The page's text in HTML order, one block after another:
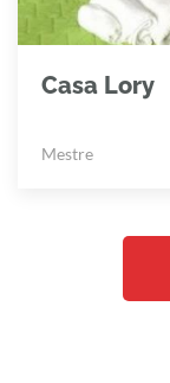
Casa Lory
Mestre